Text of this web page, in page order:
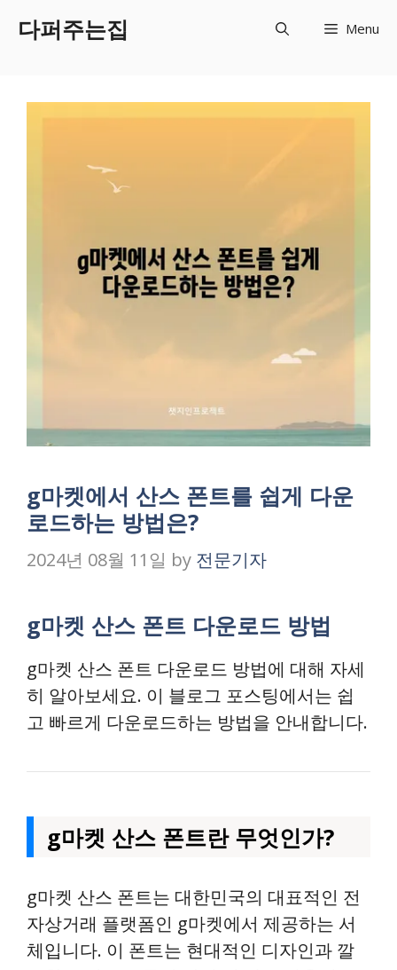
다퍼주는집 Menu
g마켓에서 산스 폰트를 쉽게 다운
로드하는 방법은?
2024년 08월 11일 by 전문기자
g마켓 산스 폰트 다운로드 방법
g마켓 산스 폰트 다운로드 방법에 대해 자세
히 알아보세요. 이 블로그 포스팅에서는 쉽
고 빠르게 다운로드하는 방법을 안내합니다.
g마켓 산스 폰트란 무엇인가?
g마켓 산스 폰트는 대한민국의 대표적인 전
자상거래 플랫폼인 g마켓에서 제공하는 서
체입니다. 이 폰트는 현대적인 디자인과 깔